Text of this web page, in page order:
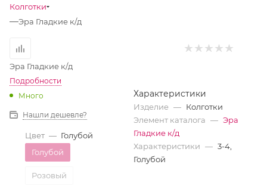
Колготки
—Эра Гладкие к/д
Эра Гладкие к/д
Подробности
Много
Нашли дешевле?
Цвет — Голубой
Голубой
Розовый
Характеристики
Изделие — Колготки
Элемент каталога — Эра
Гладкие к/д
Характеристики — 3-4,
Голубой